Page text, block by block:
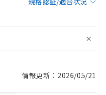
情報更新：2026/05/21